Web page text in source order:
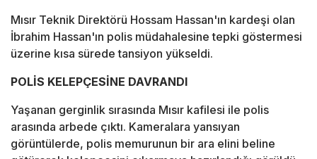
Mısır Teknik Direktörü Hossam Hassan'ın kardeşi olan
İbrahim Hassan'ın polis müdahalesine tepki göstermesi
üzerine kısa sürede tansiyon yükseldi.
POLİS KELEPÇESİNE DAVRANDI
Yaşanan gerginlik sırasında Mısır kafilesi ile polis
arasında arbede çıktı. Kameralara yansıyan
görüntülerde, polis memurunun bir ara elini beline